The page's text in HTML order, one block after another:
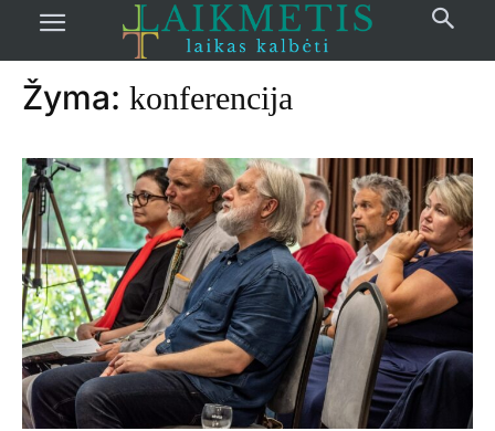
žymos Konferencija
Žyma: konferencija